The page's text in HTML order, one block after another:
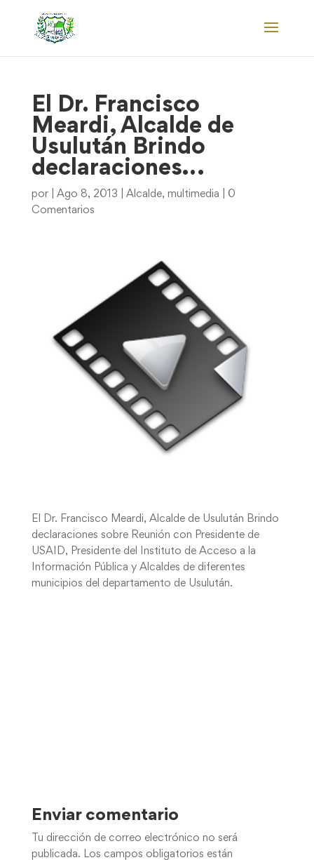
El Dr. Francisco
Meardi, Alcalde de
Usulután Brindo
declaraciones…
por Ago 8, 2013 Alcalde, multimedia
0
Comentarios
El Dr. Francisco Meardi, Alcalde de Usulután Brindo
declaraciones sobre Reunión con Presidente de
USAID, Presidente del Instituto de Acceso a la
Información Pública y Alcaldes de diferentes
municipios del departamento de Usulután.
Enviar comentario
Tu dirección de correo electrónico no será
publicada. Los campos obligatorios están